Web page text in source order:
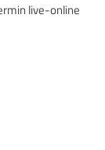
live-online